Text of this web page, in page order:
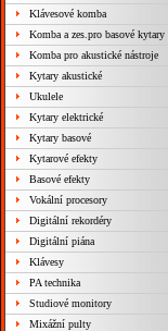
Klávesové komba
Komba a zes.pro basové kytary
Komba pro akustické nástroje
Kytary akustické
Ukulele
Kytary elektrické
Kytary basové
Kytarové efekty
Basové efekty
Vokální procesory
Digitální rekordéry
Digitální piána
Klávesy
PA technika
Studiové monitory
Mixážní pulty